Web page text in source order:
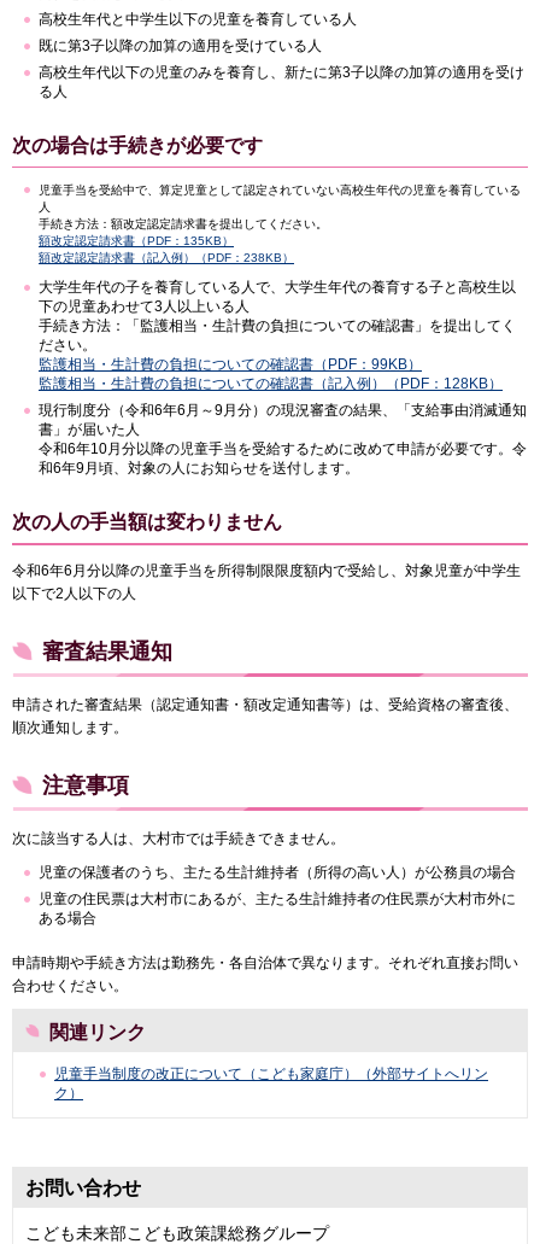
高校生年代と中学生以下の児童を養育している人
既に第3子以降の加算の適用を受けている人
高校生年代以下の児童のみを養育し、新たに第3子以降の加算の適用を受け
る人
次の場合は手続きが必要です
児童手当を受給中で、算定児童として認定されていない高校生年代の児童を養育している
人
手続き方法：額改定認定請求書を提出してください。
額改定認定請求書（PDF：135KB）
額改定認定請求書（記入例）（PDF：238KB）
大学生年代の子を養育している人で、大学生年代の養育する子と高校生以
下の児童あわせて3人以上いる人
手続き方法：「監護相当・生計費の負担についての確認書」を提出してく
ださい。
監護相当・生計費の負担についての確認書（PDF：99KB）
監護相当・生計費の負担についての確認書（記入例）（PDF：128KB）
現行制度分（令和6年6月～9月分）の現況審査の結果、「支給事由消滅通知
書」が届いた人
令和6年10月分以降の児童手当を受給するために改めて申請が必要です。令
和6年9月頃、対象の人にお知らせを送付します。
次の人の手当額は変わりません
令和6年6月分以降の児童手当を所得制限限度額内で受給し、対象児童が中学生
以下で2人以下の人
審査結果通知
申請された審査結果（認定通知書・額改定通知書等）は、受給資格の審査後、
順次通知します。
注意事項
次に該当する人は、大村市では手続きできません。
児童の保護者のうち、主たる生計維持者（所得の高い人）が公務員の場合
児童の住民票は大村市にあるが、主たる生計維持者の住民票が大村市外に
ある場合
申請時期や手続き方法は勤務先・各自治体で異なります。それぞれ直接お問い
合わせください。
関連リンク
児童手当制度の改正について（こども家庭庁）（外部サイトへリン
ク）
お問い合わせ
こども未来部こども政策課総務グループ